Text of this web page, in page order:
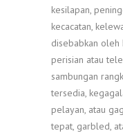
kesilapan,
kecacatan,
disebabkan oleh
perisian atau
sambungan
tersedia,
pelayan, atau
tepat, garbled,